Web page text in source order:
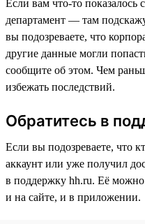
Если вам что-то
департамент — там
вы подозреваете, что
другие данные могли
сообщите об этом. Чем
избежать последствий.
Обратитесь в
Если вы подозреваете, что
аккаунт или уже получил
в поддержку hh.ru. Её
и на сайте, и в приложении.